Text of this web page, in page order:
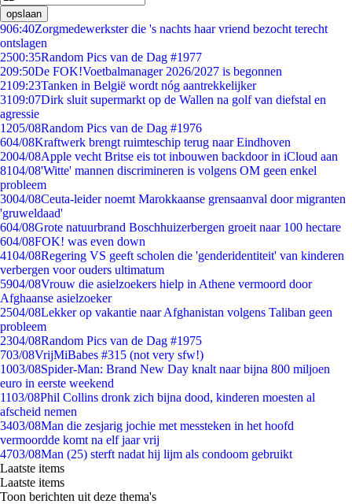
opslaan
906:40Zorgmedewerkster die 's nachts haar vriend bezocht terecht
ontslagen
2500:35Random Pics van de Dag #1977
209:50De FOK!Voetbalmanager 2026/2027 is begonnen
2109:23Tanken in België wordt nóg aantrekkelijker
3109:07Dirk sluit supermarkt op de Wallen na golf van diefstal en
agressie
1205/08Random Pics van de Dag #1976
604/08Kraftwerk brengt ruimteschip terug naar Eindhoven
2004/08Apple vecht Britse eis tot inbouwen backdoor in iCloud aan
8104/08'Witte' mannen discrimineren is volgens OM geen enkel
probleem
3004/08Ceuta-leider noemt Marokkaanse grensaanval door migranten
'gruweldaad'
604/08Grote natuurbrand Boschhuizerbergen groeit naar 100 hectare
604/08FOK! was even down
4104/08Regering VS geeft scholen die 'genderidentiteit' van kinderen
verbergen voor ouders ultimatum
5904/08Vrouw die asielzoekers hielp in Athene vermoord door
Afghaanse asielzoeker
2504/08Lekker op vakantie naar Afghanistan volgens Taliban geen
probleem
2304/08Random Pics van de Dag #1975
703/08VrijMiBabes #315 (not very sfw!)
1003/08Spider-Man: Brand New Day knalt naar bijna 800 miljoen
euro in eerste weekend
1103/08Phil Collins dronk zich bijna dood, kinderen moesten al
afscheid nemen
3403/08Man die zesjarig jochie met messteken in het hoofd
vermoordde komt na elf jaar vrij
4703/08Man (25) sterft nadat hij lijm als condoom gebruikt
Laatste items
Laatste items
Toon berichten uit deze thema's